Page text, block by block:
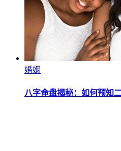
婚姻
八字命盘揭秘：如何预知